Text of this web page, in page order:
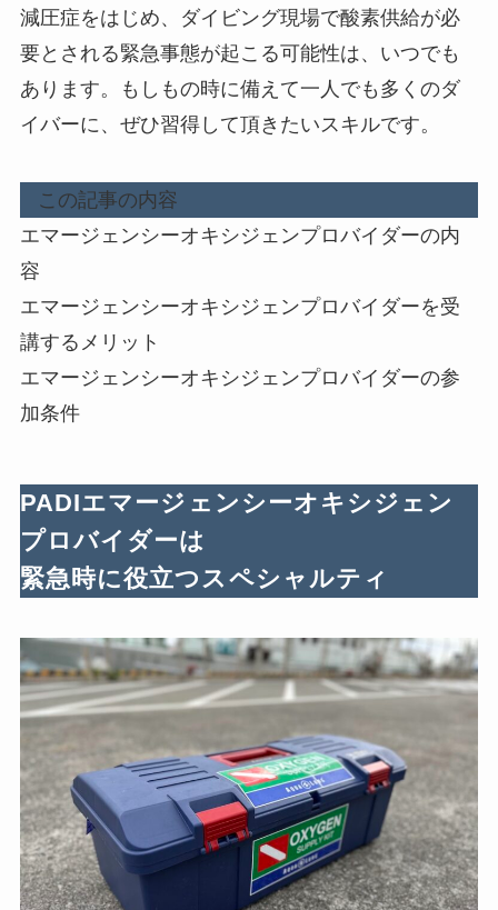
減圧症をはじめ、ダイビング現場で酸素供給が必
要とされる緊急事態が起こる可能性は、いつでも
あります。もしもの時に備えて一人でも多くのダ
イバーに、ぜひ習得して頂きたいスキルです。
この記事の内容
エマージェンシーオキシジェンプロバイダーの内
容
エマージェンシーオキシジェンプロバイダーを受
講するメリット
エマージェンシーオキシジェンプロバイダーの参
加条件
PADIエマージェンシーオキシジェン
プロバイダーは
緊急時に役立つスペシャルティ